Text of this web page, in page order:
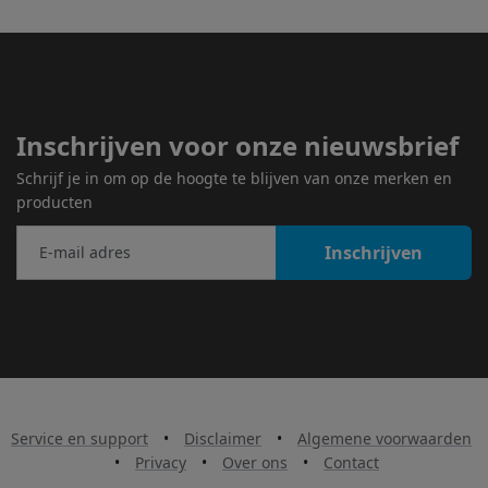
Inschrijven voor onze nieuwsbrief
Schrijf je in om op de hoogte te blijven van onze merken en
producten
Inschrijven
Service en support • Disclaimer •
Algemene voorwaarden
•
Privacy • Over ons • Contact